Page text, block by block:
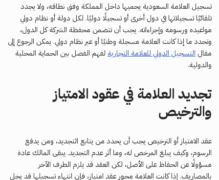
تسجيل العلامة السعودية يحميها داخل المملكة وفق نطاقه، ولا يجدد
تلقائيًا تسجيلاتها في دول أخرى أو تسجيلًا دوليًا. لكل دولة أو نظام دولي
مواعيده ورسومه وإجراءاته. يجب أن تتضمن محفظة الشركة كل الدول،
وتحدد ما إذا كانت العلامة مسجلة وطنيًا أو عبر نظام دولي. يمكن الرجوع إلى
مقال التسجيل الدولي للعلامة التجارية لفهم الفصل بين الحماية المحلية
والدولية.
تجديد العلامة في عقود الامتياز
والترخيص
عقد الامتياز أو الترخيص يجب أن يحدد من يتابع التجديد، ومن يدفع
الرسوم، وكيف يبلغ المرخص له، وما أثر عدم التجديد. يبقى المالك عادة
مسؤولًا عن الحفاظ على الأصل، لكن العقد قد يلزم الطرف الآخر
بالمصاريف. إذا كانت العلامة محور عقد امتياز، فإن انتهاء تسجيلها قد يخل